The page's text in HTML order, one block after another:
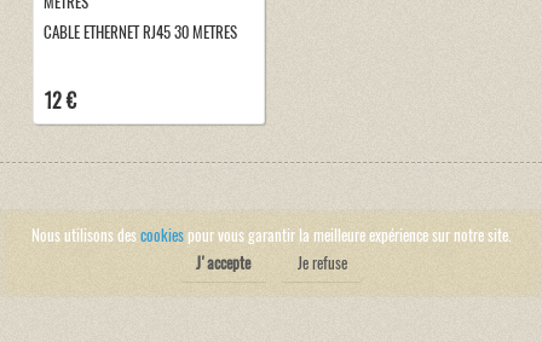
CABLE ETHERNET RJ45 30 METRES
12 €
Nous utilisons descookiespour vous garantir la meilleure expérience sur notre site.
J'accepte
Je refuse